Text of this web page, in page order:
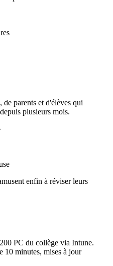
de parents et d'élèves qui
plusieurs mois.
enfin à réviser leurs
PC du collège via Intune.
10 minutes, mises à jour